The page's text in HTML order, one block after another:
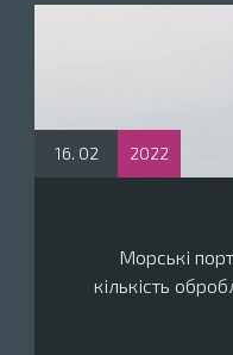
16. 02 2022
Морські
кількість